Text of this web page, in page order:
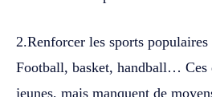
2.Renforcer les sports
Football, basket, handball… Ces
jeunes, mais manquent de